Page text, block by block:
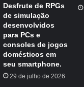
Conhecido por
Campo de King,